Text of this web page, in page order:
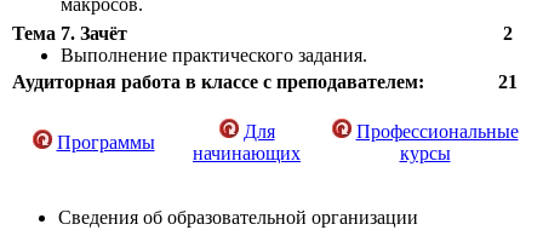
Тема 7. Зачёт
Выполнение практического задания.
2
Аудиторная работа в классе с преподавателем: 21
Программы
Для
начинающих
Профессиональные
курсы
Сведения об образовательной организации